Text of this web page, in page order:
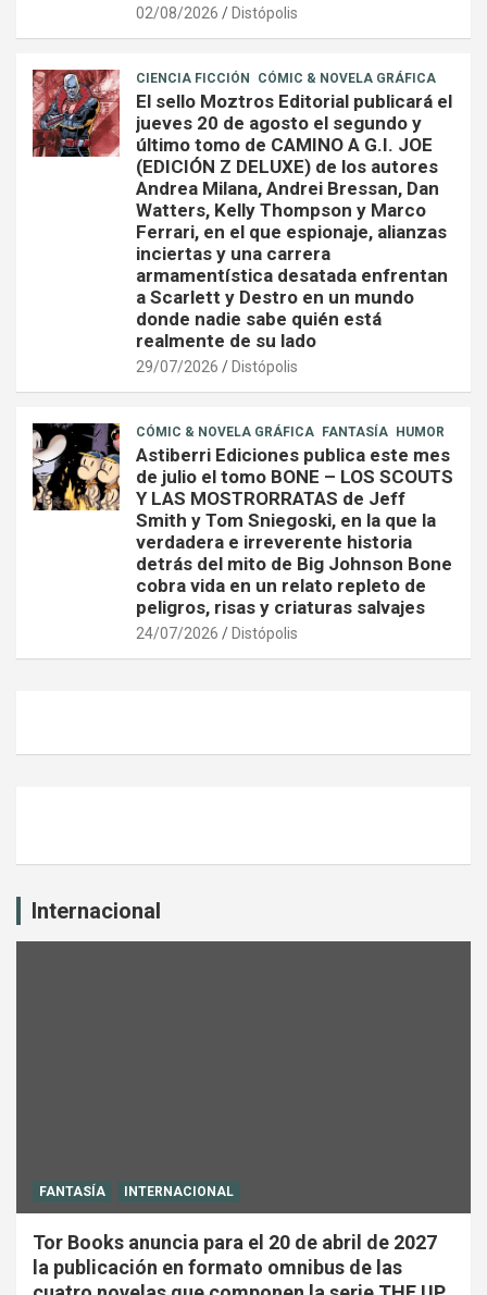
02/08/2026 Distópolis
CIENCIA FICCIÓN CÓMIC & NOVELA GRÁFICA
El sello Moztros Editorial publicará el
jueves 20 de agosto el segundo y
último tomo de CAMINO A G.I. JOE
(EDICIÓN Z DELUXE) de los autores
Andrea Milana, Andrei Bressan, Dan
Watters, Kelly Thompson y Marco
Ferrari, en el que espionaje, alianzas
inciertas y una carrera
armamentística desatada enfrentan
a Scarlett y Destro en un mundo
donde nadie sabe quién está
realmente de su lado
29/07/2026 Distópolis
CÓMIC & NOVELA GRÁFICA FANTASÍA HUMOR
Astiberri Ediciones publica este mes
de julio el tomo BONE – LOS SCOUTS
Y LAS MOSTRORRATAS de Jeff
Smith y Tom Sniegoski, en la que la
verdadera e irreverente historia
detrás del mito de Big Johnson Bone
cobra vida en un relato repleto de
peligros, risas y criaturas salvajes
24/07/2026 Distópolis
Internacional
FANTASÍA INTERNACIONAL
Tor Books anuncia para el 20 de abril de 2027
la publicación en formato omnibus de las